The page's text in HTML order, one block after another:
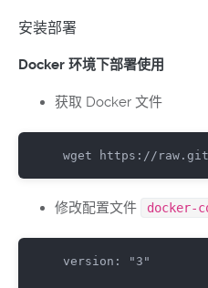
安装部署
Docker 环境下部署使用
获取 Docker 文件
wget https: //
修改配置文件 docker-
version: "3"